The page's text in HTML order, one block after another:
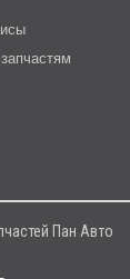
Пан Авто